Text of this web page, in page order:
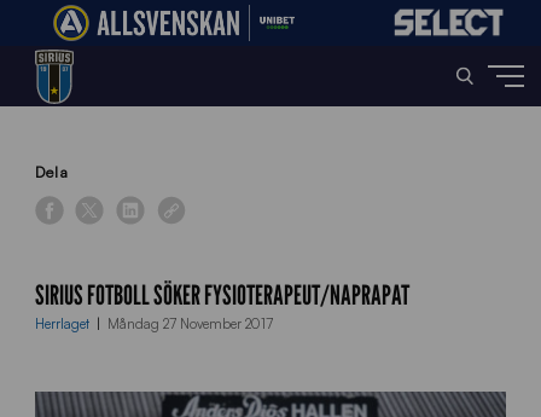
Home»
Dela
SIRIUS FOTBOLL SÖKER FYSIOTERAPEUT/NAPRAPAT
Herrlaget Måndag 27 November 2017